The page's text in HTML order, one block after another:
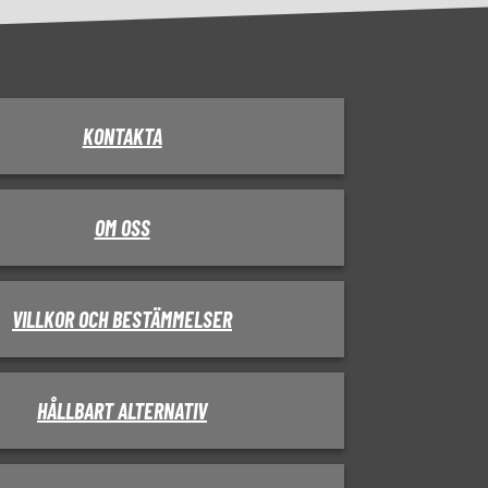
KONTAKTA
OM OSS
VILLKOR OCH BESTÄMMELSER
HÅLLBART ALTERNATIV